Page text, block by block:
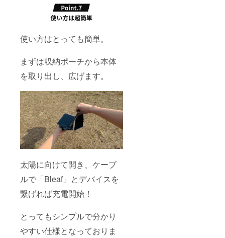
使い方はとっても簡単。
まずは収納ポーチから本体
を取り出し、広げます。
太陽に向けて開き、ケーブ
ルで「Bleaf」とデバイスを
繋げれば充電開始！
とってもシンプルで分かり
やすい仕様となっておりま